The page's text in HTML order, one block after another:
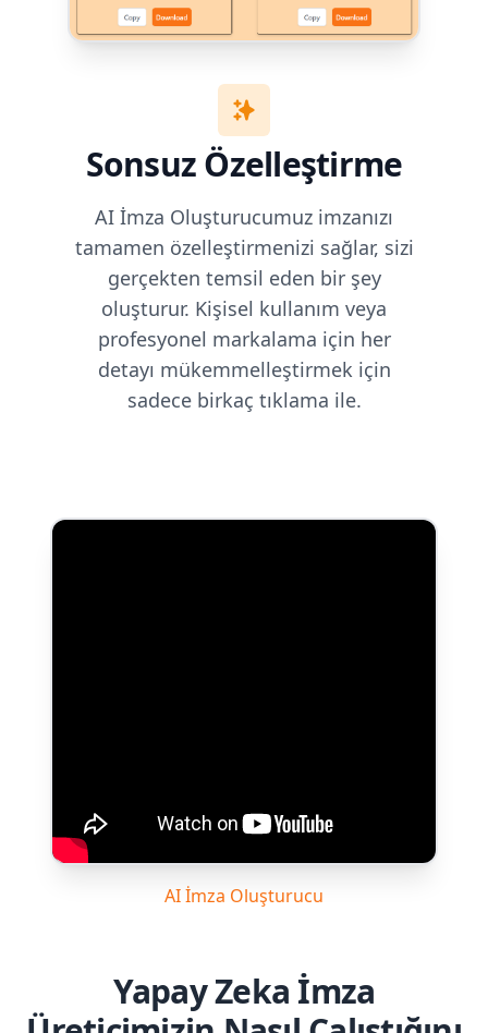
Sonsuz Özelleştirme
AI İmza Oluşturucumuz imzanızı
tamamen özelleştirmenizi sağlar, sizi
gerçekten temsil eden bir şey
oluşturur. Kişisel kullanım veya
profesyonel markalama için her
detayı mükemmelleştirmek için
sadece birkaç tıklama ile.
AI İmza Oluşturucu
Yapay Zeka İmza